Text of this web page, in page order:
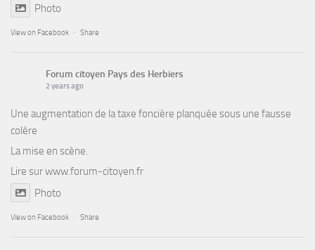
Photo
View on Facebook · Share
Forum citoyen Pays des Herbiers
2 years ago
Une augmentation de la taxe foncière planquée sous une fausse
colère
La mise en scène.
Lire surwww.forum-citoyen.fr
Photo
View on Facebook · Share